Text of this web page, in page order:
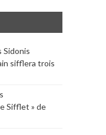
Sidonis
sifflera trois
Sifflet » de